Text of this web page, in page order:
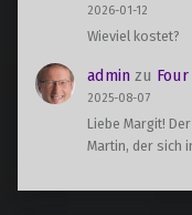
2026-01-12
Wieviel kostet?
admin zu
2025-08-07
Liebe Margit!
Martin, der sich